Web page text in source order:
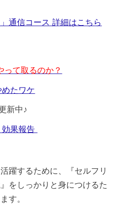
通信コース 詳細はこちら
って取るのか？
たワケ
新中♪
果報告
躍するために、『セルフリ
をしっかりと身につけるた
す。